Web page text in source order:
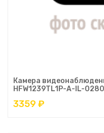
Камера
HFW1239TL1P-A-IL-
3359 ₽